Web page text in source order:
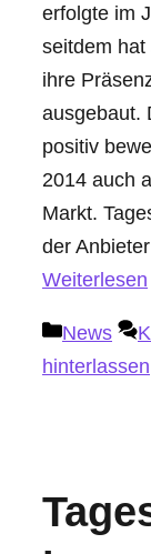
erfolgte im
seitdem hat
ihre
ausgebaut.
positiv
2014 auch
Markt.
der
Weiterlesen
News
hinterlassen